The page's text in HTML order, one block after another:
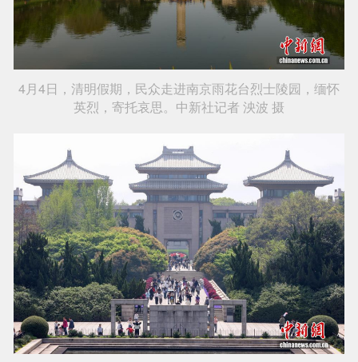
4月4日，清明假期，民众走进南京雨花台烈士陵园，缅怀
英烈，寄托哀思。中新社记者 泱波 摄